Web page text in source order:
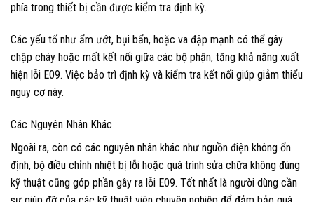
phía trong thiết bị cần được kiểm tra định kỳ.
Các yếu tố như ẩm ướt, bụi bẩn, hoặc va đập mạnh có thể gây
chập cháy hoặc mất kết nối giữa các bộ phận, tăng khả năng xuất
hiện lỗi E09. Việc bảo trì định kỳ và kiểm tra kết nối giúp giảm thiểu
nguy cơ này.
Các Nguyên Nhân Khác
Ngoài ra, còn có các nguyên nhân khác như nguồn điện không ổn
định, bộ điều chỉnh nhiệt bị lỗi hoặc quá trình sửa chữa không đúng
kỹ thuật cũng góp phần gây ra lỗi E09. Tốt nhất là người dùng cần